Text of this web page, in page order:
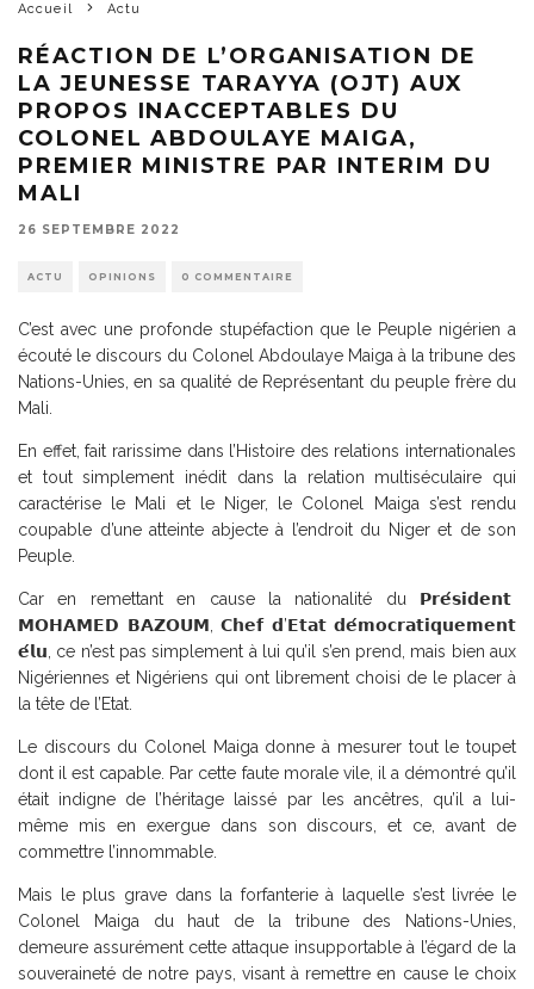
Accueil Actu
RÉACTION DE L’ORGANISATION DE
LA JEUNESSE TARAYYA (OJT) AUX
PROPOS INACCEPTABLES DU
COLONEL ABDOULAYE MAIGA,
PREMIER MINISTRE PAR INTERIM DU
MALI
26 SEPTEMBRE 2022
ACTU OPINIONS 0 COMMENTAIRE
C’est avec une profonde stupéfaction que le Peuple nigérien a
écouté le discours du Colonel Abdoulaye Maiga à la tribune des
Nations-Unies, en sa qualité de Représentant du peuple frère du
Mali.
En effet, fait rarissime dans l’Histoire des relations internationales
et tout simplement inédit dans la relation multiséculaire qui
caractérise le Mali et le Niger, le Colonel Maiga s’est rendu
coupable d’une atteinte abjecte à l’endroit du Niger et de son
Peuple.
Car en remettant en cause la nationalité du 𝗣𝗿𝗲́𝘀𝗶𝗱𝗲𝗻𝘁
𝗠𝗢𝗛𝗔𝗠𝗘𝗗 𝗕𝗔𝗭𝗢𝗨𝗠, 𝗖𝗵𝗲𝗳 𝗱’𝗘𝘁𝗮𝘁 𝗱𝗲́𝗺𝗼𝗰𝗿𝗮𝘁𝗶𝗾𝘂𝗲𝗺𝗲𝗻𝘁
𝗲́𝗹𝘂, ce n’est pas simplement à lui qu’il s’en prend, mais bien aux
Nigériennes et Nigériens qui ont librement choisi de le placer à
la tête de l’Etat.
Le discours du Colonel Maiga donne à mesurer tout le toupet
dont il est capable. Par cette faute morale vile, il a démontré qu’il
était indigne de l’héritage laissé par les ancêtres, qu’il a lui-
même mis en exergue dans son discours, et ce, avant de
commettre l’innommable.
Mais le plus grave dans la forfanterie à laquelle s’est livrée le
Colonel Maiga du haut de la tribune des Nations-Unies,
demeure assurément cette attaque insupportable à l’égard de la
souveraineté de notre pays, visant à remettre en cause le choix